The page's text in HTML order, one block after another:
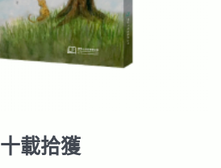
十載拾獲